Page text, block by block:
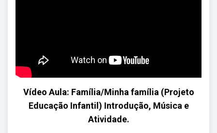
Vídeo Aula: Família/Minha família (Projeto
Educação Infantil) Introdução, Música e
Atividade.